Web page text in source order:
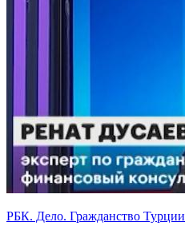
РБК. Дело. Гражданство Турции